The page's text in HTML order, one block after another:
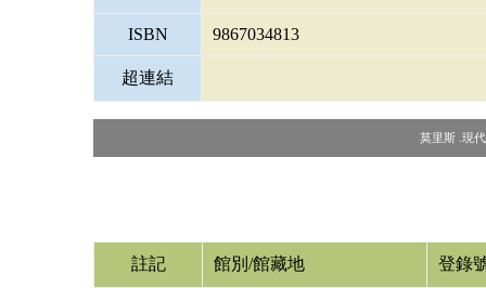
ISBN 9867034813
超連結
莫里斯 .現
註記 館別/館藏地 登錄